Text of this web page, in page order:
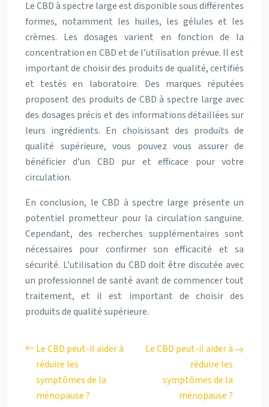
Le CBD à spectre large est disponible sous différentes
formes, notamment les huiles, les gélules et les
crèmes. Les dosages varient en fonction de la
concentration en CBD et de l’utilisation prévue. Il est
important de choisir des produits de qualité, certifiés
et testés en laboratoire. Des marques réputées
proposent des produits de CBD à spectre large avec
des dosages précis et des informations détaillées sur
leurs ingrédients. En choisissant des produits de
qualité supérieure, vous pouvez vous assurer de
bénéficier d’un CBD pur et efficace pour votre
circulation.
En conclusion, le CBD à spectre large présente un
potentiel prometteur pour la circulation sanguine.
Cependant, des recherches supplémentaires sont
nécessaires pour confirmer son efficacité et sa
sécurité. L’utilisation du CBD doit être discutée avec
un professionnel de santé avant de commencer tout
traitement, et il est important de choisir des
produits de qualité supérieure.
Le CBD peut-il aider à
réduire les
symptômes de la
ménopause ?
Le CBD peut-il aider à
réduire les
symptômes de la
ménopause ?